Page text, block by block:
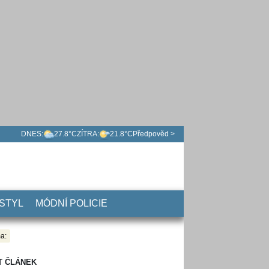
DNES: 27.8°CZÍTRA: 21.8°C Předpověd >
MÓDNÍ POLICIE
ČLÁNEK